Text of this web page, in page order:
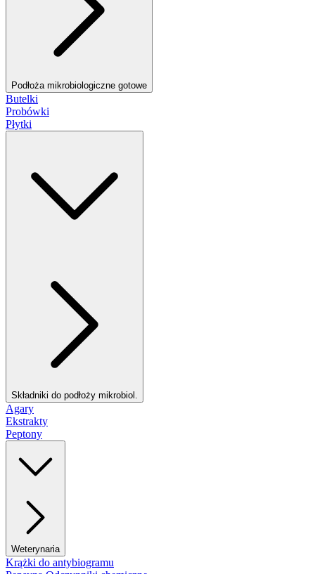
Podłoża mikrobiologiczne gotowe
Butelki
Probówki
Płytki
Składniki do podłoży mikrobiol.
Agary
Ekstrakty
Peptony
Weterynaria
Krążki do antybiogramu